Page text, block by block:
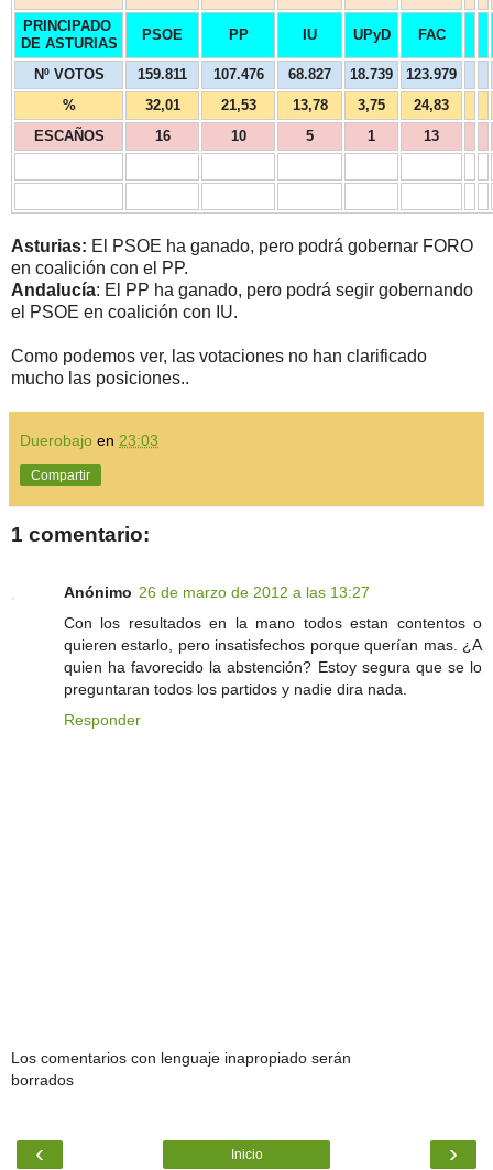
PRINCIPADO
DE ASTURIAS
PSOE PP IU UPyD FAC
Nº VOTOS 159.811 107.476 68.827 18.739
123.979
%
32,01 21,53 13,78 3,75
24,83
ESCAÑOS
16 10 5 1 13
Asturias: El PSOE ha ganado, pero podrá gobernar FORO
en coalición con el PP.
Andalucía: El PP ha ganado, pero podrá segir gobernando
el PSOE en coalición con IU.
Como podemos ver, las votaciones no han clarificado
mucho las posiciones..
Duerobajo en 23:03
Compartir
1 comentario:
Anónimo 26 de marzo de 2012 a las 13:27
Con los resultados en la mano todos estan contentos o
quieren estarlo, pero insatisfechos porque querían mas. ¿A
quien ha favorecido la abstención? Estoy segura que se lo
preguntaran todos los partidos y nadie dira nada.
Responder
Los comentarios con lenguaje inapropiado serán
borrados
‹ ›
Inicio